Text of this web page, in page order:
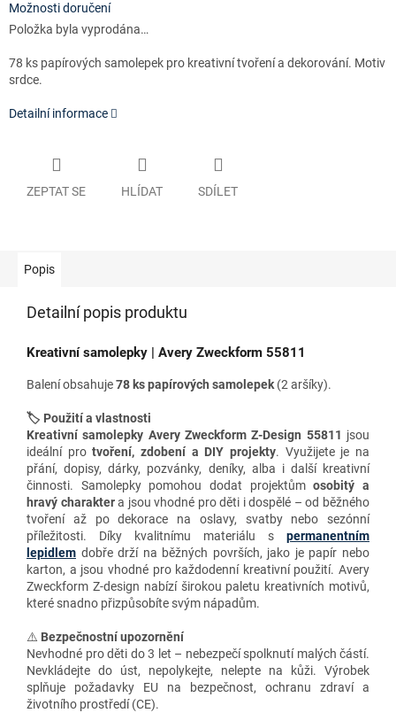
Možnosti doručení
Položka byla vyprodána…
78 ks papírových samolepek pro kreativní tvoření a dekorování. Motiv
srdce.
Detailní informace
ZEPTAT SE HLÍDAT SDÍLET
Popis
Detailní popis produktu
Kreativní samolepky | Avery Zweckform 55811
Balení obsahuje78 ks papírových samolepek(2 aršíky).
🏷️ Použití a vlastnosti
Kreativní samolepky Avery Zweckform Z-Design 55811 jsou
ideální protvoření, zdobení a DIY projekty. Využijete je na
přání, dopisy, dárky, pozvánky, deníky, alba i další kreativní
činnosti. Samolepky pomohou dodat projektůmosobitý a
hravý charaktera jsou vhodné pro děti i dospělé – od běžného
tvoření až po dekorace na oslavy, svatby nebo sezónní
příležitosti. Díky kvalitnímu materiálu s permanentním
lepidlem dobře drží na běžných površích, jako je papír nebo
karton, a jsou vhodné pro každodenní kreativní použití. Avery
Zweckform Z-design nabízí širokou paletu kreativních motivů,
které snadno přizpůsobíte svým nápadům.
⚠️ Bezpečnostní upozornění
Nevhodné pro děti do 3 let – nebezpečí spolknutí malých částí.
Nevkládejte do úst, nepolykejte, nelepte na kůži. Výrobek
splňuje požadavky EU na bezpečnost, ochranu zdraví a
životního prostředí (CE).